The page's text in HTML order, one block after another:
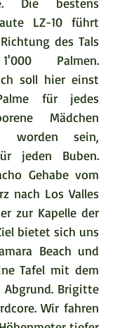
LZ-10 führt
des Tals
Palmen.
soll hier einst
für jedes
Mädchen
worden sein,
jeden Buben.
Gehabe vom
nach Los Valles
zur Kapelle der
bietet sich uns
Beach und
Tafel mit dem
Abgrund. Brigitte
Wir fahren